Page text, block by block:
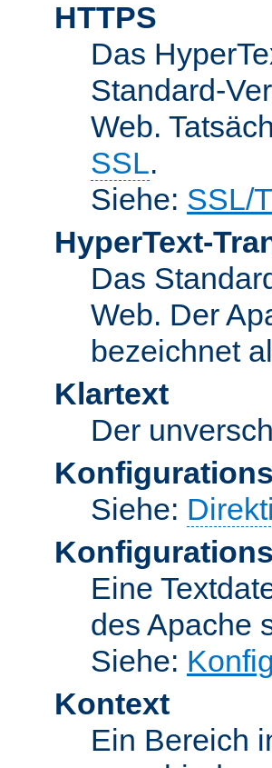
HTTPS
Das
Standard-
Web.
SSL.
Siehe: SSL/
HyperText-
Das
Web. Der
bezeichnet
Klartext
Der
Siehe:
Eine
des Apache
Siehe:
Kontext
Ein Bereich